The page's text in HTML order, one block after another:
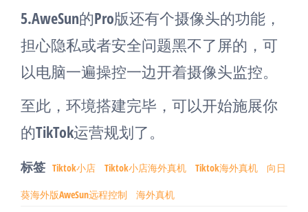
5.AweSun的Pro版还有个摄像头的功能，
担心隐私或者安全问题黑不了屏的，可
以电脑一遍操控一边开着摄像头监控。
至此，环境搭建完毕，可以开始施展你
的TikTok运营规划了。
标签 Tiktok小店 Tiktok小店海外真机 Tiktok海外真机 向日
葵海外版AweSun远程控制 海外真机